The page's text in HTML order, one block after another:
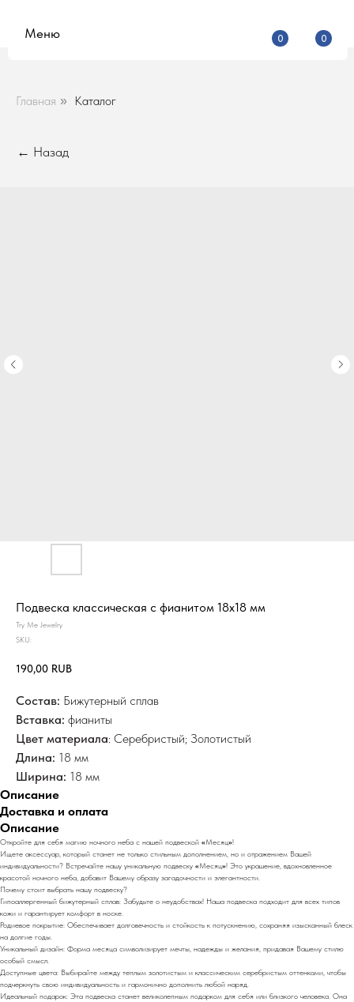
Главная » Каталог
← Назад
Подвеска классическая с фианитом 18х18 мм
Try Me Jewelry
SKU:
190,00 RUB
Состав: Бижутерный сплав
Вставка: фианиты
Цвет материала: Серебристый; Золотистый
Длина: 18 мм
Ширина: 18 мм
Описание
Доставка и оплата
Описание
Откройте для себя магию ночного неба с нашей подвеской «Месяц»!
Ищете аксессуар, который станет не только стильным дополнением, но и отражением Вашей
индивидуальности? Встречайте нашу уникальную подвеску «Месяц»! Это украшение, вдохновленное
красотой ночного неба, добавит Вашему образу загадочности и элегантности.
Почему стоит выбрать нашу подвеску?
Гипоаллергенный бижутерный сплав: Забудьте о неудобствах! Наша подвеска подходит для всех типов
кожи и гарантирует комфорт в носке.
Родиевое покрытие: Обеспечивает долговечность и стойкость к потускнению, сохраняя изысканный блеск
на долгие годы.
Уникальный дизайн: Форма месяца символизирует мечты, надежды и желания, придавая Вашему стилю
особый смысл.
Доступные цвета: Выбирайте между теплым золотистым и классическим серебристым оттенками, чтобы
подчеркнуть свою индивидуальность и гармонично дополнить любой наряд.
Идеальный подарок: Эта подвеска станет великолепным подарком для себя или близкого человека. Она